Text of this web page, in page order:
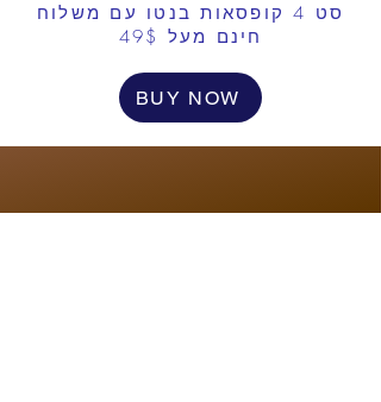
סט 4 קופסאות בנטו עם משלוח
חינם מעל 49$
BUY NOW